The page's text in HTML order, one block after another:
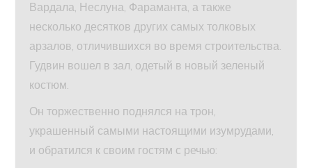
Вардала, Неслуна, Фараманта, а также
несколько десятков других самых толковых
арзалов, отличившихся во время строительства.
Гудвин вошел в зал, одетый в новый зеленый
костюм.
Он торжественно поднялся на трон,
украшенный самыми настоящими изумрудами,
и обратился к своим гостям с речью: